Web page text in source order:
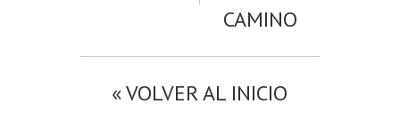
CAMINO
« VOLVER AL INICIO